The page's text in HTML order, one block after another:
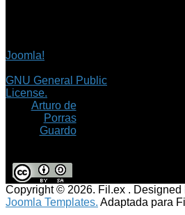
Joomla!
GNU General Public
License.
Arturo de
Porras
Guardo
Copyright © 2026. Fil.ex . Designed
Joomla Templates. Adaptada para